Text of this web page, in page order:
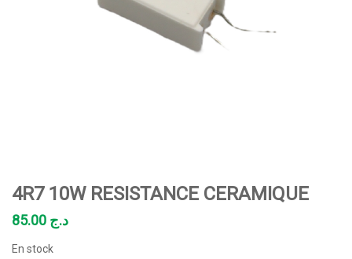
4R7 10W RESISTANCE CERAMIQUE
د.ج
En stock